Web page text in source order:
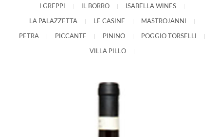
I GREPPI IL BORRO ISABELLA WINES
LA PALAZZETTA LE CASINE MASTROJANNI
PETRA PICCANTE PININO POGGIO TORSELLI
VILLA PILLO